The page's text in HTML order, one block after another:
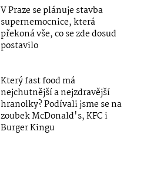
V Praze se plánuje stavba
supernemocnice, která
překoná vše, co se zde dosud
postavilo
Který fast food má
nejchutnější a nejzdravější
hranolky? Podívali jsme se na
zoubek McDonald's, KFC i
Burger Kingu